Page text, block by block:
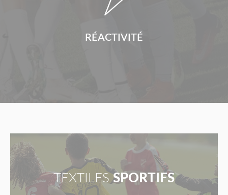
RÉACTIVITÉ
TEXTILES SPORTIFS